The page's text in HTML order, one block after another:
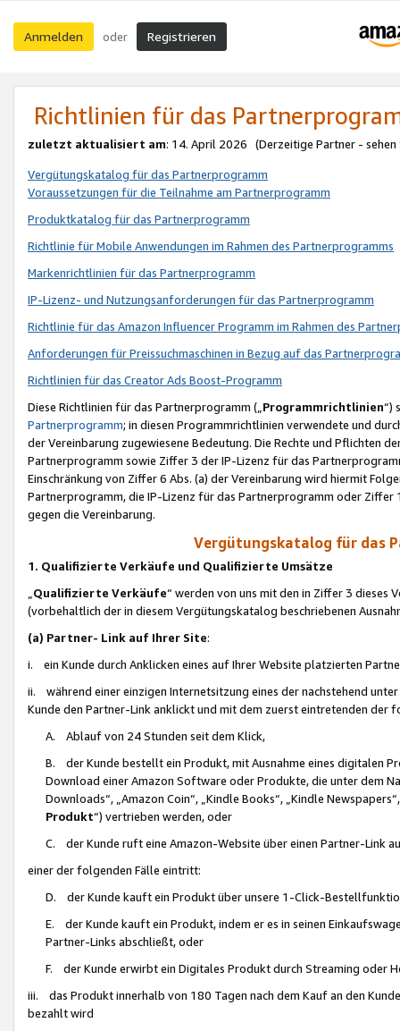
Anmelden oder Registrieren
Richtlinien für das
zuletzt aktualisiert am: 14. April 2026 (Derzeitige Partner - sehen
Vergütungskatalog für das Partnerprogramm
Voraussetzungen für die Teilnahme am Partnerprogramm
Produktkatalog für das Partnerprogramm
Richtlinie für Mobile Anwendungen im Rahmen des Partnerprogramms
Markenrichtlinien für das Partnerprogramm
IP-Lizenz- und Nutzungsanforderungen für das Partnerprogramm
Richtlinie für das Amazon Influencer Programm im Rahmen des
Anforderungen für Preissuchmaschinen in Bezug auf das
Richtlinien für das Creator Ads Boost-Programm
Diese Richtlinien für das Partnerprogramm („Programmrichtlinien“)
Partnerprogramm; in diesen Programmrichtlinien verwendete und
der Vereinbarung zugewiesene Bedeutung. Die Rechte und Pflichten
Partnerprogramm sowie Ziffer 3 der IP-Lizenz für das
Einschränkung von Ziffer 6 Abs. (a) der Vereinbarung wird hiermit
Partnerprogramm, die IP-Lizenz für das Partnerprogramm oder
gegen die Vereinbarung.
Vergütungskatalog für das
1. Qualifizierte Verkäufe und Qualifizierte Umsätze
Qualifizierte Verkäufe“ werden von uns mit den in Ziffer 3
(vorbehaltlich der in diesem Vergütungskatalog beschriebenen
(a) Partner- Link auf Ihrer Site:
i. ein Kunde durch Anklicken eines auf Ihrer Website platzierten
ii. während einer einzigen Internetsitzung eines der nachstehend
Kunde den Partner-Link anklickt und mit dem zuerst eintretenden der
A. Ablauf von 24 Stunden seit dem Klick,
B. der Kunde bestellt ein Produkt, mit Ausnahme eines digitalen
Download einer Amazon Software oder Produkte, die unter dem
Downloads“, „Amazon Coin“, „Kindle Books“, „Kindle
Produkt“) vertrieben werden, oder
C. der Kunde ruft eine Amazon-Website über einen Partner-Link
einer der folgenden Fälle eintritt:
D. der Kunde kauft ein Produkt über unsere 1-Click-
E. der Kunde kauft ein Produkt, indem er es in seinen
Partner-Links abschließt, oder
F. der Kunde erwirbt ein Digitales Produkt durch Streaming oder
iii. das Produkt innerhalb von 180 Tagen nach dem Kauf an den
bezahlt wird